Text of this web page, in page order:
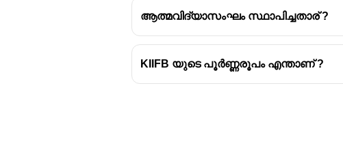
ആത്മവിദ്യാസംഘം സ്ഥാപിച്ചതാര് ?
KIIFB യുടെ പൂർണ്ണരൂപം എന്താണ് ?